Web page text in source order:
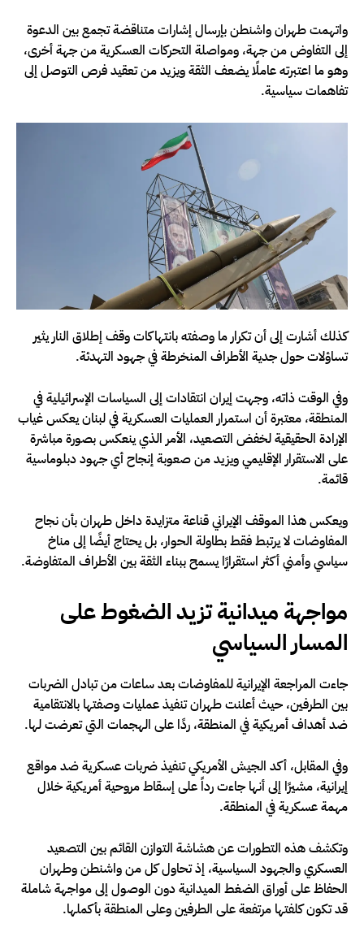
واتهمت طهران واشنطن بإرسال إشارات متناقضة تجمع بين الدعوة
إلى التفاوض من جهة، ومواصلة التحركات العسكرية من جهة أخرى،
وهو ما اعتبرته عاملًا يضعف الثقة ويزيد من تعقيد فرص التوصل إلى
تفاهمات سياسية.
كذلك أشارت إلى أن تكرار ما وصفته بانتهاكات وقف إطلاق النار يثير
تساؤلات حول جدية الأطراف المنخرطة في جهود التهدئة.
وفي الوقت ذاته، وجهت إيران انتقادات إلى السياسات الإسرائيلية في
المنطقة، معتبرة أن استمرار العمليات العسكرية في لبنان يعكس غياب
الإرادة الحقيقية لخفض التصعيد، الأمر الذي ينعكس بصورة مباشرة
على الاستقرار الإقليمي ويزيد من صعوبة إنجاح أي جهود دبلوماسية
قائمة.
ويعكس هذا الموقف الإيراني قناعة متزايدة داخل طهران بأن نجاح
المفاوضات لا يرتبط فقط بطاولة الحوار، بل يحتاج أيضًا إلى مناخ
سياسي وأمني أكثر استقرارًا يسمح ببناء الثقة بين الأطراف المتفاوضة.
مواجهة ميدانية تزيد الضغوط على
المسار السياسي
جاءت المراجعة الإيرانية للمفاوضات بعد ساعات من تبادل الضربات
بين الطرفين، حيث أعلنت طهران تنفيذ عمليات وصفتها بالانتقامية
ضد أهداف أمريكية في المنطقة، ردًا على الهجمات التي تعرضت لها.
وفي المقابل، أكد الجيش الأمريكي تنفيذ ضربات عسكرية ضد مواقع
إيرانية، مشيرًا إلى أنها جاءت رداً على إسقاط مروحية أمريكية خلال
مهمة عسكرية في المنطقة.
وتكشف هذه التطورات عن هشاشة التوازن القائم بين التصعيد
العسكري والجهود السياسية، إذ تحاول كل من واشنطن وطهران
الحفاظ على أوراق الضغط الميدانية دون الوصول إلى مواجهة شاملة
قد تكون كلفتها مرتفعة على الطرفين وعلى المنطقة بأكملها.